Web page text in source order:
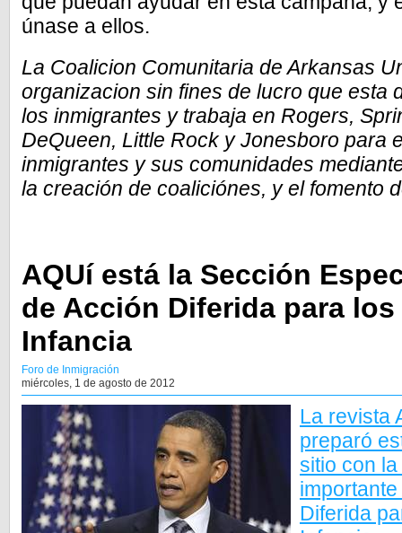
únase a ellos.
La Coalicion Comunitaria de Arkansas
organizacion sin fines de lucro que esta
los inmigrantes y trabaja en Rogers,
DeQueen, Little Rock y Jonesboro para
inmigrantes y sus comunidades
la creación de coaliciónes, y el fomento
AQUí está la Sección
de Acción Diferida para
Infancia
Foro de Inmigración
miércoles, 1 de agosto de 2012
La revista
preparó
sitio con
Diferida